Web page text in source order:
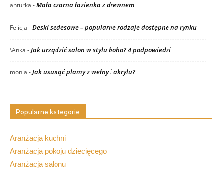
anturka -Mała czarna łazienka z drewnem
Felicja -Deski sedesowe – popularne rodzaje dostępne na rynku
\Anka -Jak urządzić salon w stylu boho? 4 podpowiedzi
monia -Jak usunąć plamy z wełny i akrylu?
Popularne kategorie
Aranżacja kuchni
Aranżacja pokoju dziecięcego
Aranżacja salonu